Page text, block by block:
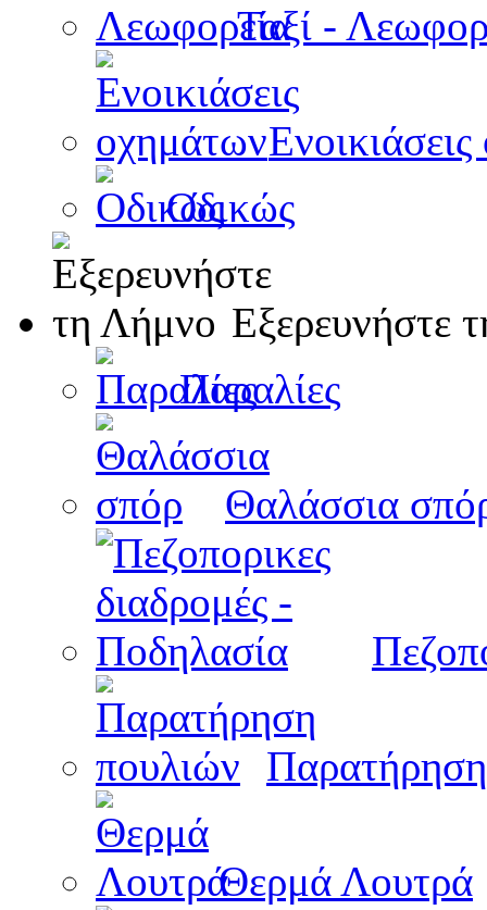
Ταξί -
Οδικώς
Εξερευνήστε
Παραλίες
Θαλάσσια
Θερμά Λουτρά